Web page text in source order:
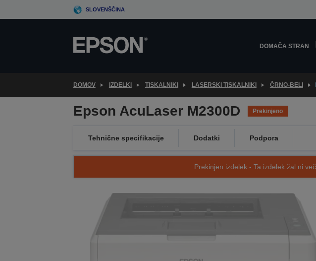
to
SLOVENŠČINA
DOMAČA STRAN
DOMOV IZDELKI TISKALNIKI LASERSKI TISKALNIKI ČRNO-BELI
Epson AcuLaser M2300D Prekinjeno
Tehnične specifikacije Dodatki Podpora
Prekinjen izdelek - Ta izdelek žal ni